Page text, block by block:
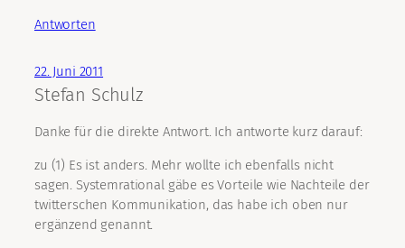
Antworten
22. Juni 2011
Stefan Schulz
Danke für die direkte Antwort. Ich antworte kurz darauf:
zu (1) Es ist anders. Mehr wollte ich ebenfalls nicht
sagen. Systemrational gäbe es Vorteile wie Nachteile der
twitterschen Kommunikation, das habe ich oben nur
ergänzend genannt.